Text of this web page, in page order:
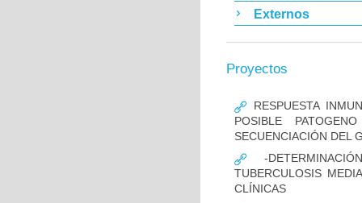
Externos
Proyectos
RESPUESTA
POSIBLE
SECUENCIACIÓN DEL
-
TUBERCULOSIS
CLÍNICAS